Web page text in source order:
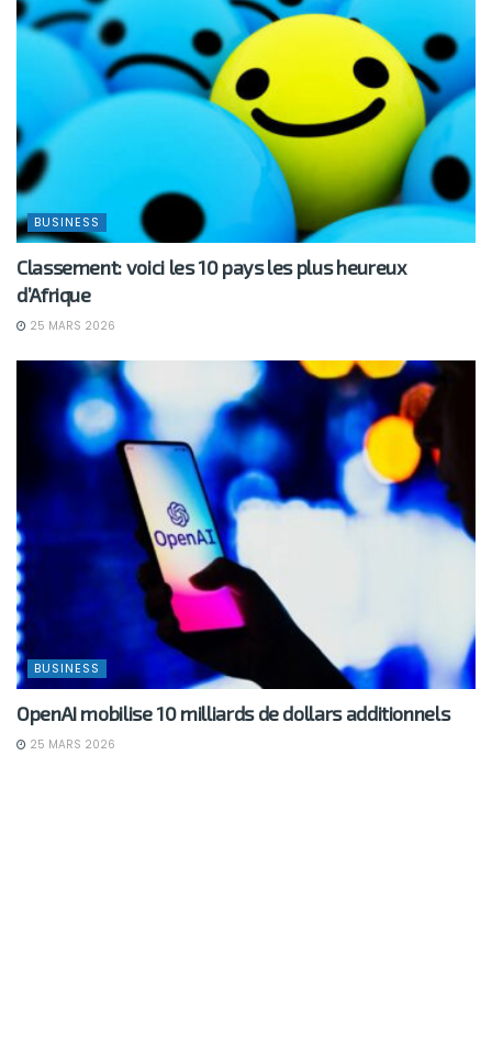
BUSINESS
Classement: voici les 10 pays les plus heureux
d’Afrique
25 MARS 2026
BUSINESS
OpenAI mobilise 10 milliards de dollars additionnels
25 MARS 2026